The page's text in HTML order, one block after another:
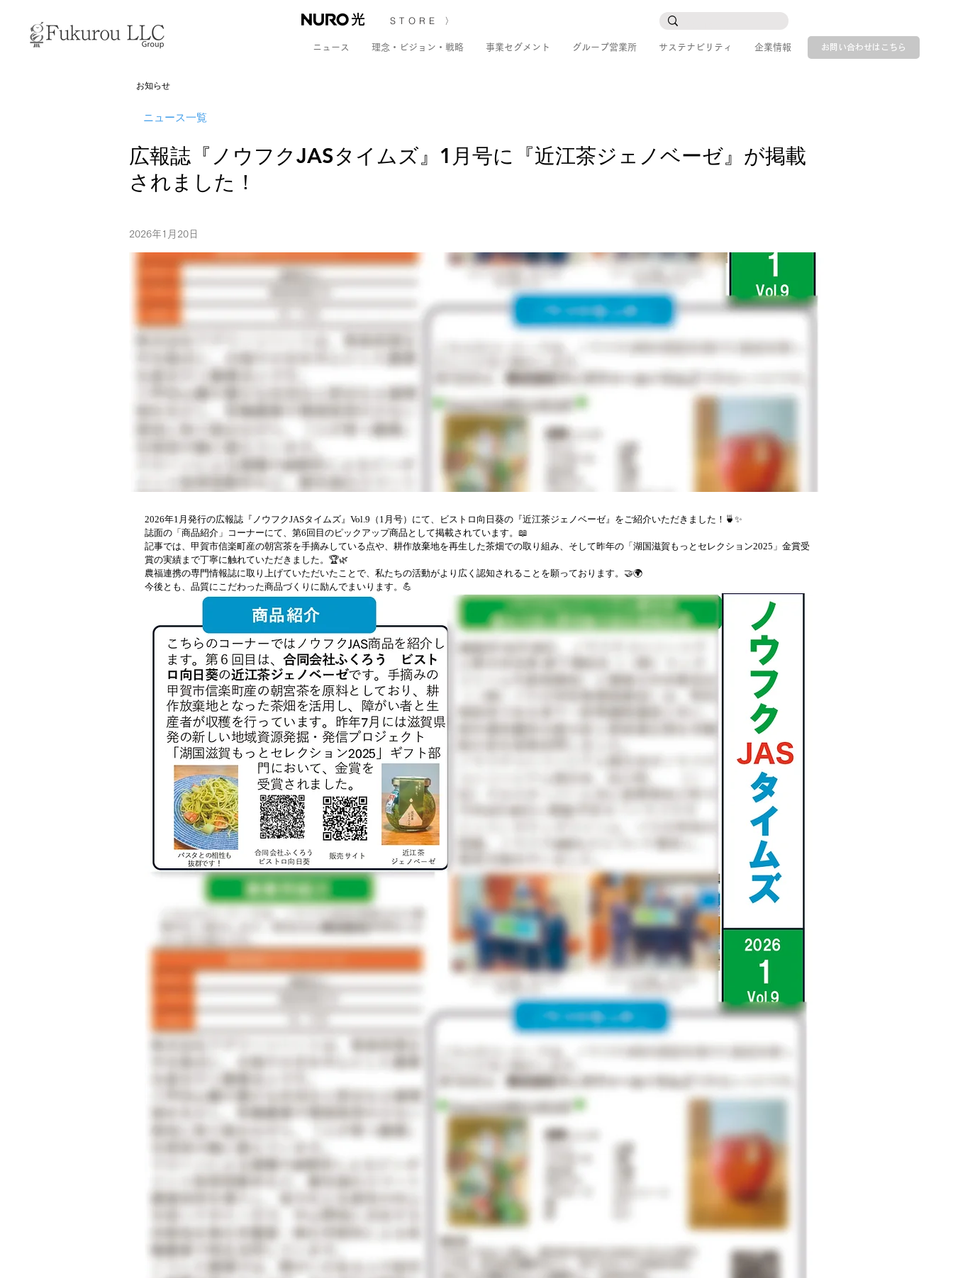
STORE 〉
ニュース 理念・ビジョン・戦略 事業セグメント グループ営業所 サステナビリティ 企業情報 お問い合わせはこちら
お知らせ
ニュース一覧
広報誌『ノウフクJASタイムズ』1月号に『近江茶ジェノベーゼ』が掲載
されました！
2026年1月20日
2026年1月発行の広報誌『ノウフクJASタイムズ』Vol.9（1月号）にて、ビストロ向日葵の『近江茶ジェノベーゼ』をご紹介いただきました！🍵✨
誌面の「商品紹介」コーナーにて、第6回目のピックアップ商品として掲載されています。📖
記事では、甲賀市信楽町産の朝宮茶を手摘みしている点や、耕作放棄地を再生した茶畑での取り組み、そして昨年の「湖国滋賀もっとセレクション2025」金賞受
賞の実績まで丁寧に触れていただきました。🏆🌿
農福連携の専門情報誌に取り上げていただいたことで、私たちの活動がより広く認知されることを願っております。🤝🌍
今後とも、品質にこだわった商品づくりに励んでまいります。💪